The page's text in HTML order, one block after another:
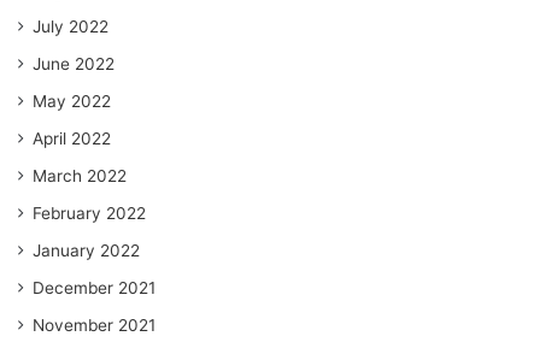
July 2022
June 2022
May 2022
April 2022
March 2022
February 2022
January 2022
December 2021
November 2021